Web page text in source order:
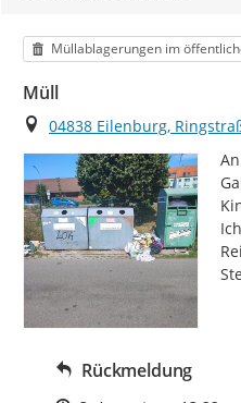
Kategorie
Müllablagerungen im
Müll
Ort
04838 Eilenburg,
Rückmeldung